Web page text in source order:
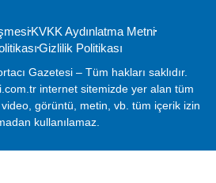
KVKK Aydınlatma Metni
Gizlilik Politikası
Gazetesi – Tüm hakları saklıdır.
internet sitemizde yer alan tüm
görüntü, metin, vb. tüm içerik izin
kullanılamaz.